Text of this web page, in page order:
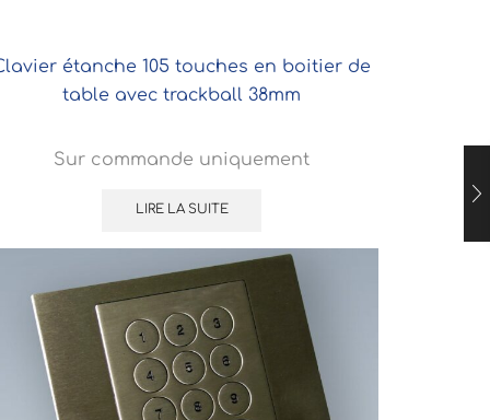
étanche 105 touches en boitier de
table avec trackball 38mm
Sur commande uniquement
LIRE LA SUITE